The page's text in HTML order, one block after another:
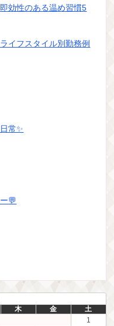
効性のある温め習慣5
イフスタイル別勤務例
常✨
💬
木 金 土
1